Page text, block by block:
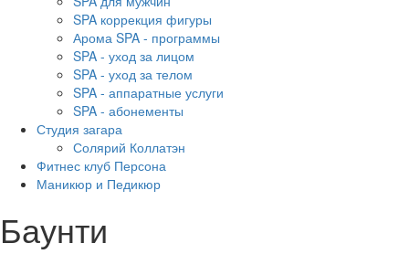
SPA коррекция фигуры
Арома SPA - программы
SPA - уход за лицом
SPA - уход за телом
SPA - аппаратные услуги
SPA - абонементы
Студия загара
Солярий Коллатэн
Фитнес клуб Персона
Маникюр и Педикюр
Баунти